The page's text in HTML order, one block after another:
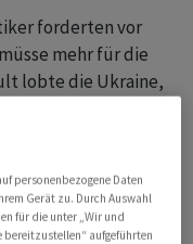
forderten vor
mehr für die
lobte die Ukraine,
zu tun, etwa in
den
personenbezogene Daten
Gerät zu. Durch Auswahl
für die unter „Wir und
bereitzustellen“ aufgeführten